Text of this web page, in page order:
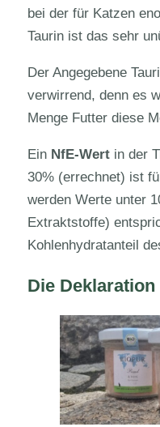
bei der für Katzen
Taurin ist das sehr
Der Angegebene
verwirrend, denn es
Menge Futter diese
Ein NfE-Wertin der
30% (errechnet) ist
werden Werte unter
Extraktstoffe)
Kohlenhydratanteil
Die Deklaration